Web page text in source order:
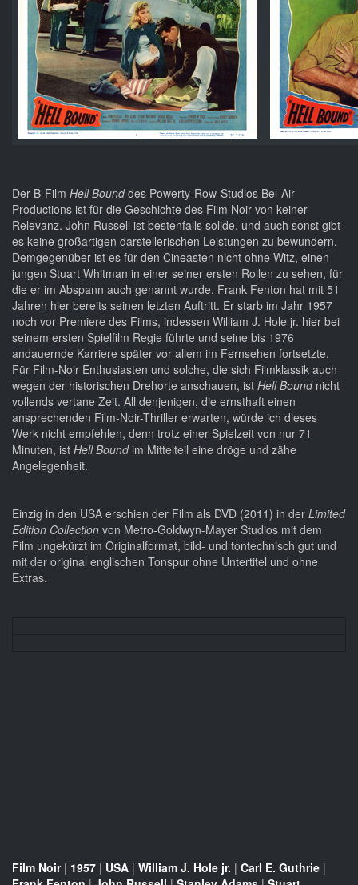
Der B-Film Hell Bounddes Powerty-Row-Studios Bel-Air
Productions ist für die Geschichte des Film Noir von keiner
Relevanz. John Russell ist bestenfalls solide, und auch sonst gibt
es keine großartigen darstellerischen Leistungen zu bewundern.
Demgegenüber ist es für den Cineasten nicht ohne Witz, einen
jungen Stuart Whitman in einer seiner ersten Rollen zu sehen, für
die er im Abspann auch genannt wurde. Frank Fenton hat mit 51
Jahren hier bereits seinen letzten Auftritt. Er starb im Jahr 1957
noch vor Premiere des Films, indessen William J. Hole jr. hier bei
seinem ersten Spielfilm Regie führte und seine bis 1976
andauernde Karriere später vor allem im Fernsehen fortsetzte.
Für Film-Noir Enthusiasten und solche, die sich Filmklassik auch
wegen der historischen Drehorte anschauen, ist Hell Bound nicht
vollends vertane Zeit. All denjenigen, die ernsthaft einen
ansprechenden Film-Noir-Thriller erwarten, würde ich dieses
Werk nicht empfehlen, denn trotz einer Spielzeit von nur 71
Minuten, ist Hell Boundim Mittelteil eine dröge und zähe
Angelegenheit.
Einzig in den USA erschien der Film als DVD (2011) in der Limited
Edition Collection von Metro-Goldwyn-Mayer Studios mit dem
Film ungekürzt im Originalformat, bild- und tontechnisch gut und
mit der original englischen Tonspur ohne Untertitel und ohne
Extras.
Film Noir| 1957 | USA | William J. Hole jr. | Carl E. Guthrie |